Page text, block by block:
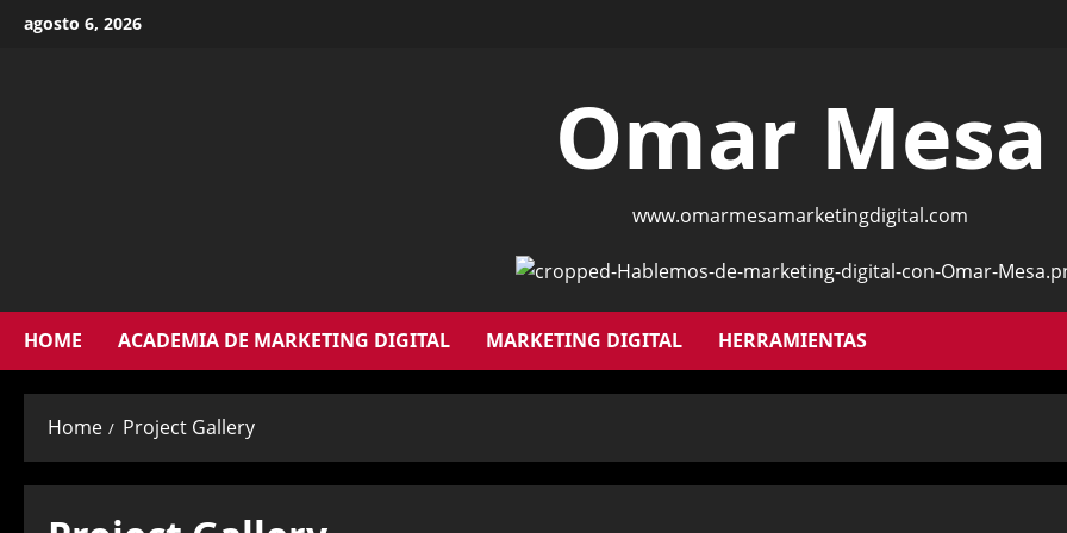
agosto 6, 2026
Omar Mesa
www.omarmesamarketingdigital.com
HOME ACADEMIA DE MARKETING DIGITAL MARKETING DIGITAL HERRAMIENTAS
Home Project Gallery